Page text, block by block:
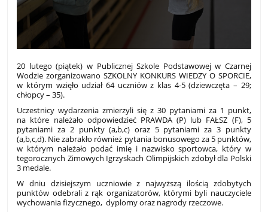
20 lutego (piątek) w Publicznej Szkole Podstawowej w Czarnej
Wodzie zorganizowano SZKOLNY KONKURS WIEDZY O SPORCIE,
w którym wzięło udział 64 uczniów z klas 4-5 (dziewczęta – 29;
chłopcy – 35).
Uczestnicy wydarzenia zmierzyli się z 30 pytaniami za 1 punkt,
na które należało odpowiedzieć PRAWDA (P) lub FAŁSZ (F), 5
pytaniami za 2 punkty (a,b,c) oraz 5 pytaniami za 3 punkty
(a,b,c,d). Nie zabrakło również pytania bonusowego za 5 punktów,
w którym należało podać imię i nazwisko sportowca, który w
tegorocznych Zimowych Igrzyskach Olimpijskich zdobył dla Polski
3 medale.
W dniu dzisiejszym uczniowie z najwyższą ilością zdobytych
punktów odebrali z rąk organizatorów, którymi byli nauczyciele
wychowania fizycznego, dyplomy oraz nagrody rzeczowe.